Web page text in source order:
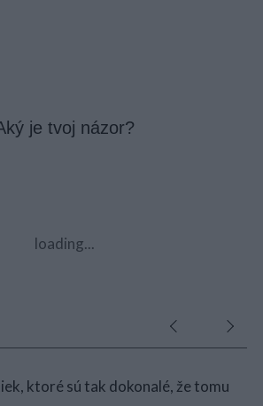
je tvoj názor?
loading...